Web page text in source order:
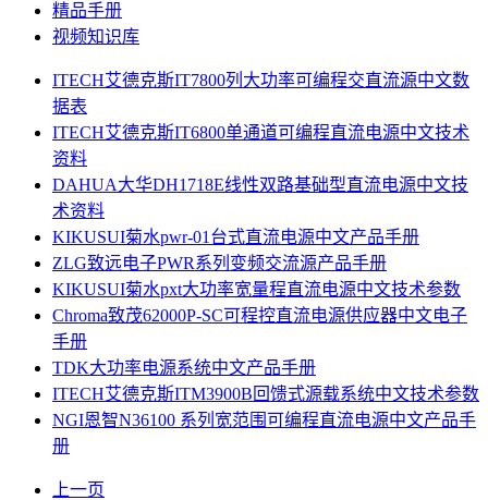
精品手册
视频知识库
ITECH艾德克斯IT7800列大功率可编程交直流源中文数
据表
ITECH艾德克斯IT6800单通道可编程直流电源中文技术
资料
DAHUA大华DH1718E线性双路基础型直流电源中文技
术资料
KIKUSUI菊水pwr-01台式直流电源中文产品手册
ZLG致远电子PWR系列变频交流源产品手册
KIKUSUI菊水pxt大功率宽量程直流电源中文技术参数
Chroma致茂62000P-SC可程控直流电源供应器中文电子
手册
TDK大功率电源系统中文产品手册
ITECH艾德克斯ITM3900B回馈式源载系统中文技术参数
NGI恩智N36100 系列宽范围可编程直流电源中文产品手
册
上一页